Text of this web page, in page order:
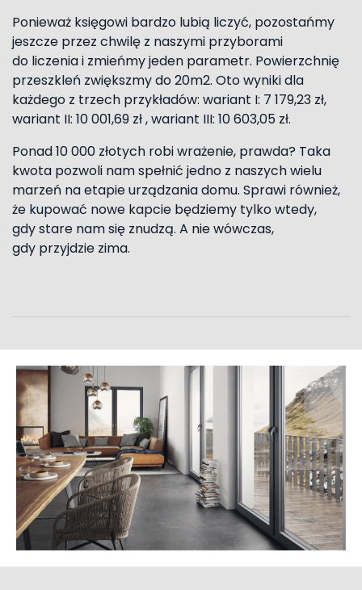
Ponieważ księgowi bardzo lubią liczyć, pozostańmy
jeszcze przez chwilę z naszymi przyborami
do liczenia i zmieńmy jeden parametr. Powierzchnię
przeszkleń zwiększmy do 20m2. Oto wyniki dla
każdego z trzech przykładów: wariant I: 7 179,23 zł,
wariant II: 10 001,69 zł , wariant III: 10 603,05 zł.
Ponad 10 000 złotych robi wrażenie, prawda? Taka
kwota pozwoli nam spełnić jedno z naszych wielu
marzeń na etapie urządzania domu. Sprawi również,
że kupować nowe kapcie będziemy tylko wtedy,
gdy stare nam się znudzą. A nie wówczas,
gdy przyjdzie zima.